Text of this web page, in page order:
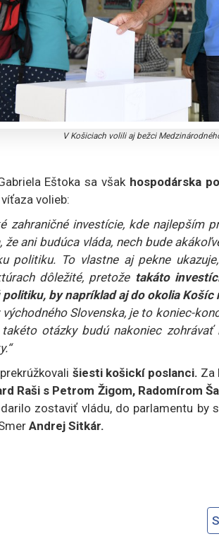
V Košiciach volili aj bežci
Eštoka sa však hospodárska
volieb:
zahraničné investície, kde najlepším
že ani budúca vláda, nech bude
politiku. To vlastne aj pekne
dôležité, pretože takáto
by napríklad aj do okolia Košíc
Slovenska, je to koniec-
otázky budú nakoniec
šiesti košickí poslanci. Za
Raši s Petrom Žigom, Radomírom
zostaviť vládu, do parlamentu by
Andrej Sitkár.